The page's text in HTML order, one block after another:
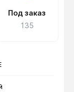
Под заказ
135